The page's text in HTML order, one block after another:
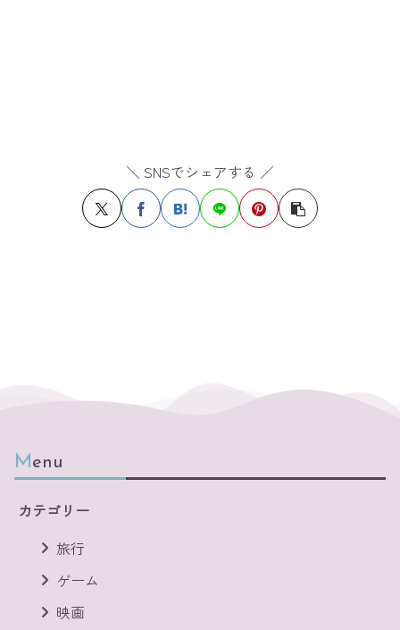
＼ SNSでシェアする ／
Menu
カテゴリー
旅行
ゲーム
映画